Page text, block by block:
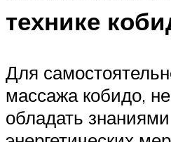
технике
Для
массажа кобидо,
обладать